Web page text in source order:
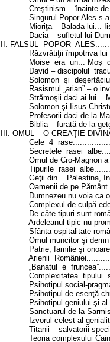
Creştinism... înainte de
Singurul Popor Ales s-a
Mioriţa – Balada lui...
Dacia – sufletul lui
II. FALSUL POPOR
Răzvrătiţii împotriva lui
Moise era un... Moş dac
David – discipolul tracului
Solomon şi
Rasismul „arian” – o
Strămoşii daci ai lui...
Solomon şi Iisus
Profesorii daci de la
Biblia – furată de la geto-
III. OMUL – O CREAŢIE
Cele 4
Secretele rasei
Omul de Cro-Magnon a
Tipurile rasei
Geţii din... Palestina,
Oamenii de pe Pământ –
Dumnezeu nu voia ca
Complexul de culpă
De câte tipuri sunt
Ardeleanul tipic nu
Sfânta ospitalitate
Omul muncitor şi demn
Patrie, familie şi
Arienii
„Banatul e
Complexitatea tipului
Psihotipul social-
Psihotipul de esenţă
Psihotipul geniului şi al
Sanctuarul de la
Izvorul celest al
Titanii – salvatorii speciei
Teoria complexului Cain –